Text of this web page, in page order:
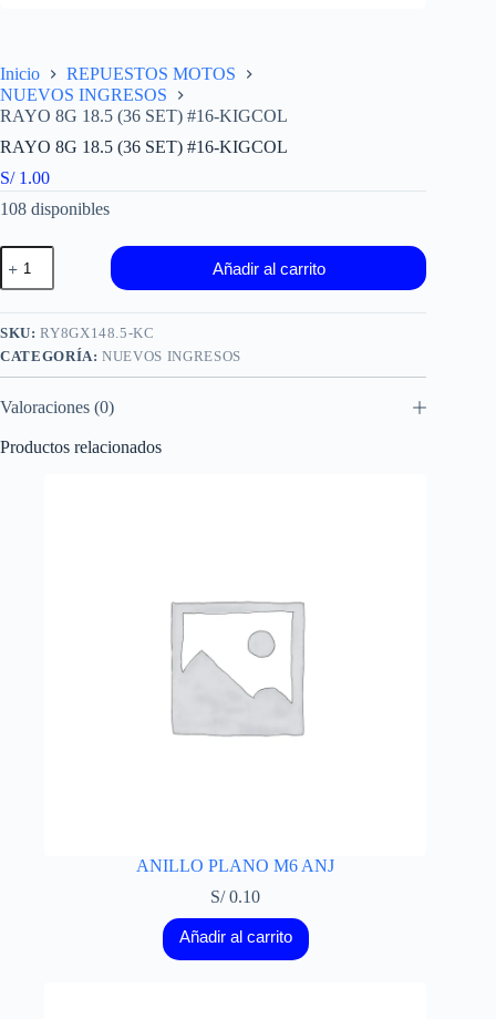
Inicio
REPUESTOS MOTOS
NUEVOS INGRESOS
RAYO 8G 18.5 (36 SET) #16-KIGCOL
RAYO 8G 18.5 (36 SET) #16-KIGCOL
S/1.00
108 disponibles
RAYO
8G
18.5
(36
SET)
#16-
KIGCOL
Añadir al carrito
SKU:RY8GX148.5-KC
CATEGORÍA:NUEVOS INGRESOS
Valoraciones (0)
Productos relacionados
ANILLO PLANO M6 ANJ
S/0.10
Añadir al carrito